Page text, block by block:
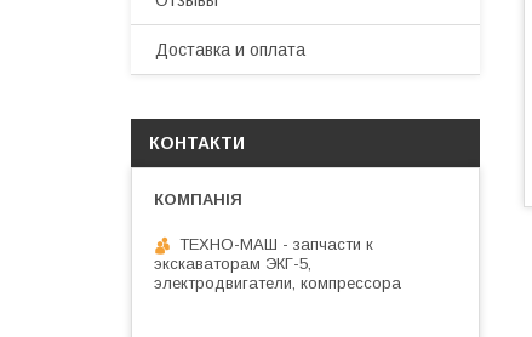
Доставка и оплата
КОНТАКТИ
ТЕХНО-МАШ - запчасти к
экскаваторам ЭКГ-5,
электродвигатели, компрессора